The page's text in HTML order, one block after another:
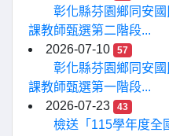
彰化縣芬園鄉同安
課教師甄選第二階段...
2026-07-10
57
彰化縣芬園鄉同安
課教師甄選第一階段...
2026-07-23
43
檢送「115學年度全